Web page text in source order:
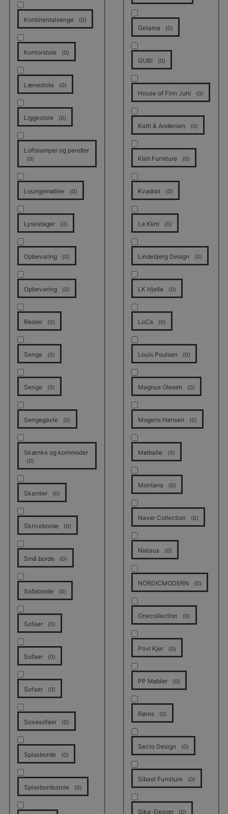
Kontinentalsenge (0)
Kontorstole (0)
Lænestole (0)
Liggestole (0)
Loftslamper og pendler
(0)
Loungemøbler (0)
Lysestager (0)
Opbevaring (0)
Opbevaring (0)
Reoler (0)
Senge (0)
Senge (0)
Sengegavle (0)
Skænke og kommoder
(0)
Skamler (0)
Skriveborde (0)
Små borde (0)
Sofaborde (0)
Sofaer (0)
Sofaer (0)
Sofaer (0)
Sovesofaer (0)
Spiseborde (0)
Spisebordsstole (0)
Getama (0)
GUBI (0)
House of Finn Juhl (0)
Kath & Andersen (0)
Klim Furniture (0)
Kvadrat (0)
Le Klint (0)
Lindebjerg Design (0)
LK Hjelle (0)
LoCa (0)
Louis Poulsen (0)
Magnus Olesen (0)
Mogens Hansen (0)
Mølballe (0)
Montana (0)
Naver Collection (0)
Nielaus (0)
NORDICMODERN (0)
Onecollection (0)
Povl Kjer (0)
PP Møbler (0)
Røros (0)
Secto Design (0)
Sibast Furniture (0)
Sika-Design (0)